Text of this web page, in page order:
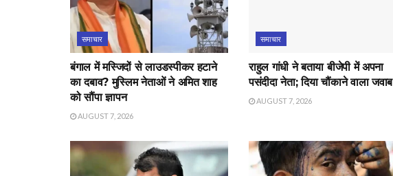
समाचार
बंगाल में मस्जिदों से लाउडस्पीकर हटाने
का दबाव? मुस्लिम नेताओं ने अमित शाह
को सौंपा ज्ञापन
AUGUST 7, 2026
समाचार
राहुल गांधी ने बताया बीजेपी में अपना
पसंदीदा नेता; दिया चौंकाने वाला जवाब
AUGUST 7, 2026